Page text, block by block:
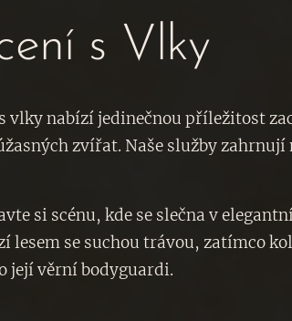
s Vlky
vlky nabízí jedinečnou příležitost
zvířat. Naše služby
si scénu, kde se slečna v
lesem se suchou trávou, zatímco
její věrní bodyguardi.